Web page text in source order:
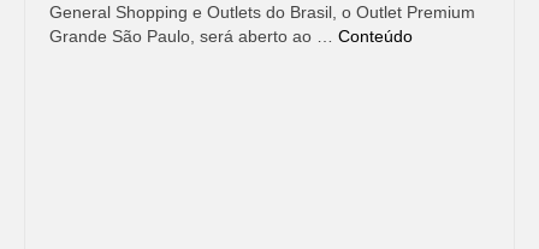
General Shopping e Outlets do Brasil, o Outlet Premium
Grande São Paulo, será aberto ao … Conteúdo